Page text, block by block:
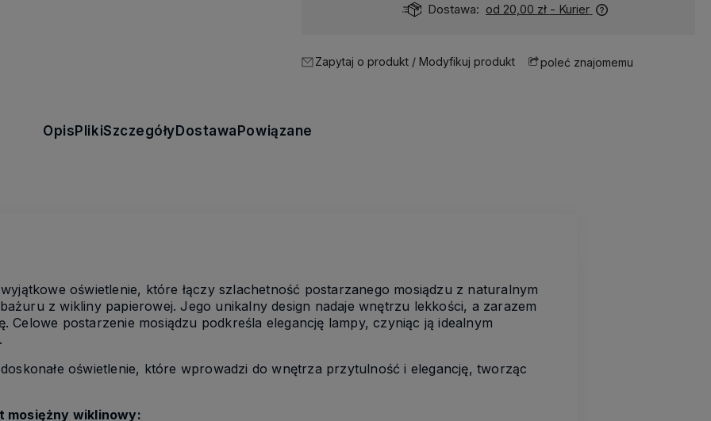
Dostawa: od 20,00 zł - Kurier
Zapytaj o produkt / Modyfikuj produkt poleć znajomemu
Opis PlikiSzczegóły Dostawa Powiązane
oświetlenie, które łączy szlachetność postarzanego mosiądzu z naturalnym
z wikliny papierowej. Jego unikalny design nadaje wnętrzu lekkości, a zarazem
Celowe postarzenie mosiądzu podkreśla elegancję lampy, czyniąc ją idealnym
oświetlenie, które wprowadzi do wnętrza przytulność i elegancję, tworząc
mosiężny wiklinowy: